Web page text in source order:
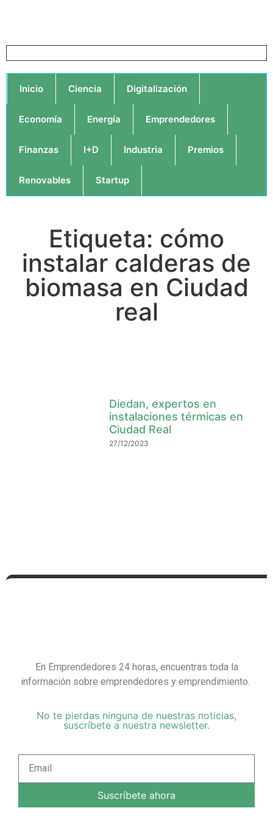
Inicio Ciencia Digitalización
Economía Energía Emprendedores
Finanzas I+D Industria Premios
Renovables Startup
Etiqueta: cómo
instalar calderas de
biomasa en Ciudad
real
Diedan, expertos en
instalaciones térmicas en
Ciudad Real
27/12/2023
En Emprendedores 24 horas, encuentras toda la
información sobre emprendedores y emprendimiento.
No te pierdas ninguna de nuestras noticias,
suscríbete a nuestra newsletter.
Suscríbete ahora